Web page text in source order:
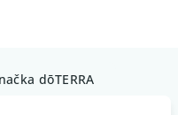
dōTERRA